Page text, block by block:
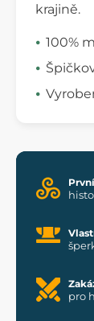
krajině.
100%
pro